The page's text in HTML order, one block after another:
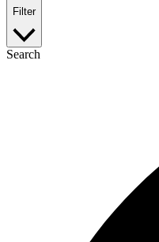
Filter
Search